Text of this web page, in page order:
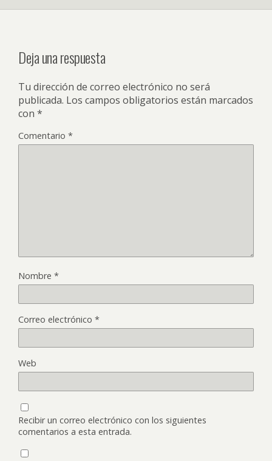
Deja una respuesta
Tu dirección de correo electrónico no será
publicada. Los campos obligatorios están marcados
con *
Comentario *
Nombre *
Correo electrónico *
Web
Recibir un correo electrónico con los siguientes
comentarios a esta entrada.